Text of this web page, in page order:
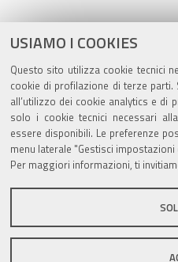
USIAMO I COOKIES
Questo sito utilizza cookie tecnici
cookie di profilazione di terze
all’utilizzo dei cookie analytics e di
solo i cookie tecnici necessari
essere disponibili. Le preferenze
menu laterale "Gestisci impostazioni
Per maggiori informazioni, ti